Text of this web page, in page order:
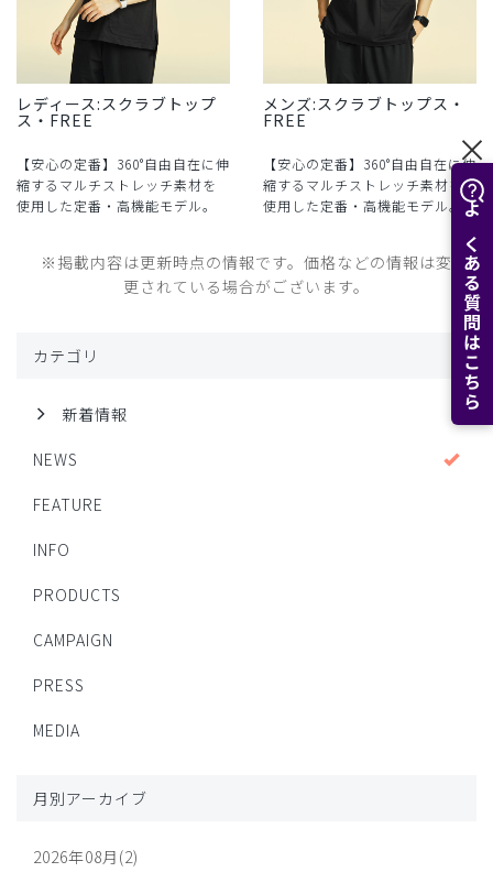
よくある質問はこちら
レディース:スクラブトップ
ス・FREE
【安心の定番】360°自由自在に伸
縮するマルチストレッチ素材を
使用した定番・高機能モデル。
メンズ:スクラブトップス・
FREE
【安心の定番】360°自由自在に伸
縮するマルチストレッチ素材を
使用した定番・高機能モデル。
※掲載内容は更新時点の情報です。価格などの情報は変
更されている場合がございます。
カテゴリ
新着情報
NEWS
FEATURE
INFO
PRODUCTS
CAMPAIGN
PRESS
MEDIA
月別アーカイブ
2026年08月(2)